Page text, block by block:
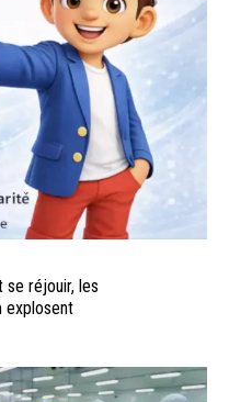
se réjouir, les
explosent